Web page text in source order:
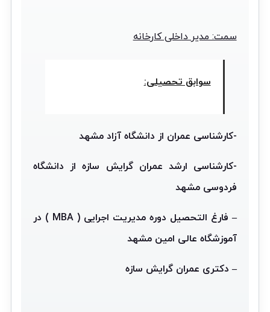
سمت: مدیر داخلی کارخانه
سوابق تحصیلی:
-کارشناسی عمران از دانشگاه آزاد مشهد
-کارشناسی ارشد عمران گرایش سازه از دانشگاه
فردوسی مشهد
– فارغ التحصیل دوره مدیریت اجرایی (
MBA
) در
آموزشگاه عالی امین مشهد
– دکتری عمران گرایش سازه